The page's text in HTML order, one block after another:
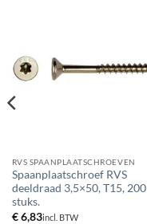
RVS SPAANPLAATSCHROEVEN
Spaanplaatschroef RVS
deeldraad 3,5×50, T15, 200
stuks.
€6,83incl. BTW